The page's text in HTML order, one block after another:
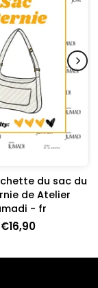
du sac du
de Atelier
- fr
€16,90